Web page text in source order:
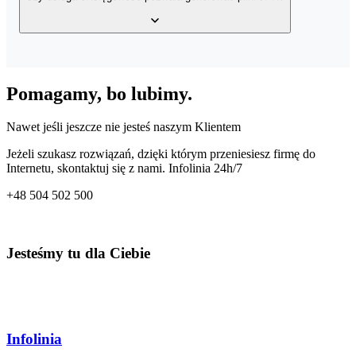
Twoim magazynie z dowolnego miejsca o dowolnej porze.
JPK_KPiR. Dzięki temu co miesiąc przygotujesz odpowiedni plik
Pomagamy, bo lubimy.
Nawet jeśli jeszcze nie jesteś naszym Klientem
Jeżeli szukasz rozwiązań, dzięki którym przeniesiesz firmę do
Internetu, skontaktuj się z nami. Infolinia 24h/7
+48 504 502 500
Jesteśmy tu dla Ciebie
Infolinia